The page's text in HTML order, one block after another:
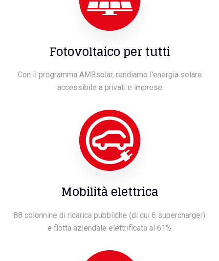
Fotovoltaico per tutti
Con il programma AMBsolar, rendiamo l'energia solare
accessibile a privati e imprese
Mobilità elettrica
88 colonnine di ricarica pubbliche (di cui 6 supercharger)
e flotta aziendale elettrificata al 61%